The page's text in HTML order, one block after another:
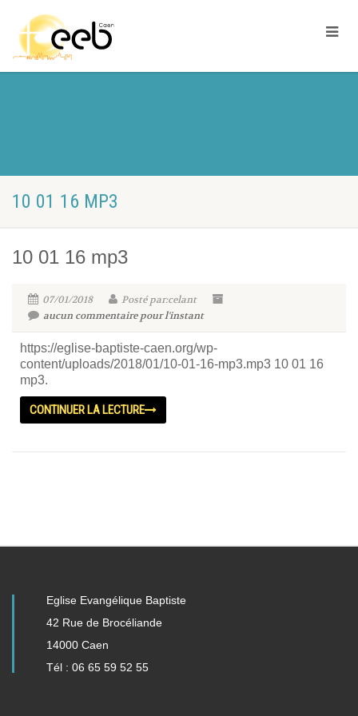
10 01 16 MP3
10 01 16 mp3
07/01/2018
Posté par:celant
aucun commentaire pour l'instant
https://eglise-baptiste-caen.org/wp-
content/uploads/2018/01/10-01-16-mp3.mp3 10 01 16
mp3.
CONTINUER LA LECTURE
Eglise Evangélique Baptiste
42 Rue de Brocéliande
14000 Caen
Tél : 06 65 59 52 55